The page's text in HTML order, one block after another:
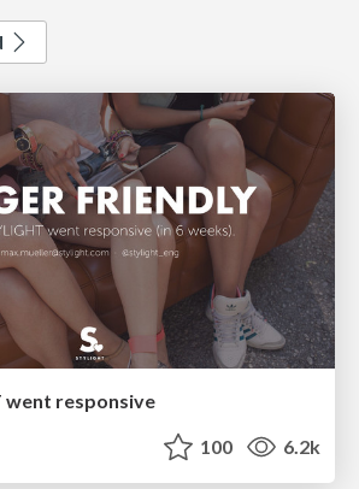
went responsive
100 6.2k